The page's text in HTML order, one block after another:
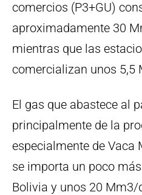
comercios (P3+GU)
aproximadamente 30
mientras que las
comercializan unos 5,5
El gas que abastece al
principalmente de la
especialmente de Vaca
se importa un poco
Bolivia y unos 20 Mm3/